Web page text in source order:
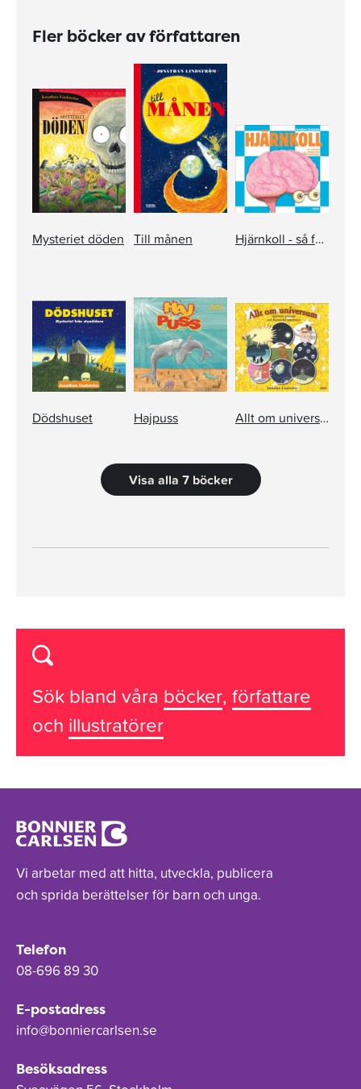
Fler böcker av författaren
Mysteriet döden Till månen Hjärnkoll - så funkar synen och medvetandet
Dödshuset Hajpuss Allt om universum - stjärnor, galaxer och kosmiska mysterier
Visa alla 7 böcker
Sök bland våra böcker, författare
och illustratörer
Vi arbetar med att hitta, utveckla, publicera
och sprida berättelser för barn och unga.
Telefon
08-696 89 30
E-postadress
info@bonniercarlsen.se
Besöksadress